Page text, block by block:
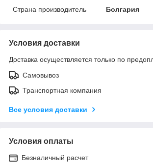
Страна производитель
Болгария
Условия доставки
Доставка осуществляется только по
Самовывоз
Транспортная компания
Все условия доставки
Условия оплаты
Безналичный расчет